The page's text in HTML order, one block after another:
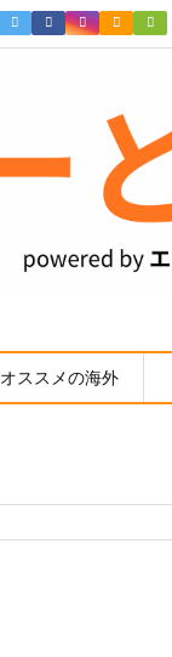
オススメの海外
